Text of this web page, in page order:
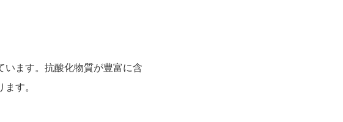
います。抗酸化物質が豊富に含
す。